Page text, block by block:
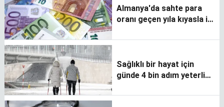
Almanya'da sahte para
oranı geçen yıla kıyasla iki
Sağlıklı bir hayat için
günde 4 bin adım yeterli